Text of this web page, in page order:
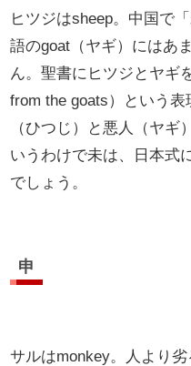
ヒツジはsheep。中国で
語のgoat（ヤギ）にはあ
ん。聖書にヒツジとヤギ
from the goats）という
（ひつじ）と悪人（ヤギ
いうわけで未は、日本式
でしょう。
申
サルはmonkey。人より